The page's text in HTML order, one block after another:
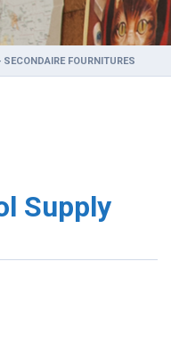
SECONDAIRE FOURNITURES
Supply